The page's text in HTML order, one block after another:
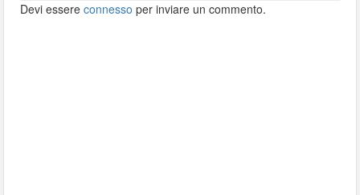
Devi essereconnesso per inviare un commento.